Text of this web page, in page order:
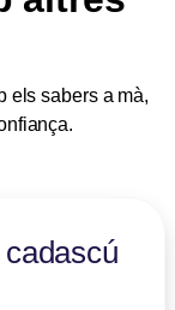
els sabers a mà,